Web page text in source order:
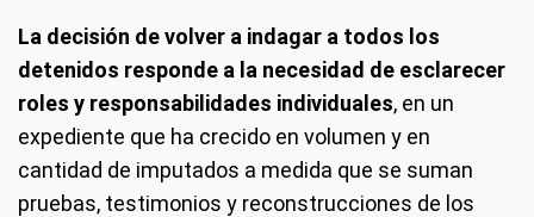
La decisión de volver a indagar a todos los
detenidos responde a la necesidad de esclarecer
roles y responsabilidades individuales, en un
expediente que ha crecido en volumen y en
cantidad de imputados a medida que se suman
pruebas, testimonios y reconstrucciones de los